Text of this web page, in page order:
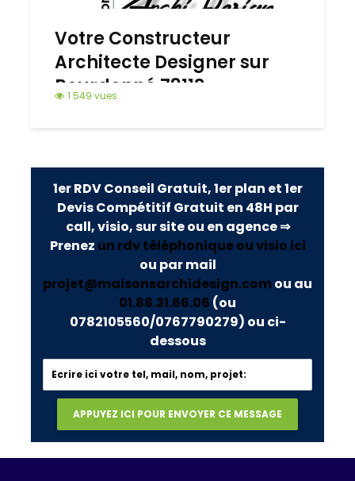
Votre Constructeur
Architecte Designer sur
Bourdonné 78113
1 549 vues
1er RDV Conseil Gratuit, 1er plan et 1er
Devis Compétitif Gratuit en 48H par
call, visio, sur site ou en agence ⇒
Prenez un rdv téléphonique ou visio ici
ou par mail
projet@maisonsarchidesign.com ou au
01.88.31.66.06 (ou
0782105560/0767790279) ou ci-
dessous